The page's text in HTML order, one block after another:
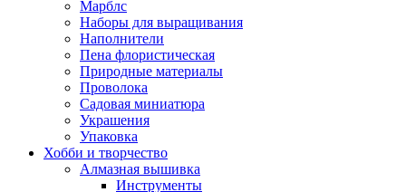
Марблс
Наборы для выращивания
Наполнители
Пена флористическая
Природные материалы
Проволока
Садовая миниатюра
Украшения
Упаковка
Хобби и творчество
Алмазная вышивка
Инструменты